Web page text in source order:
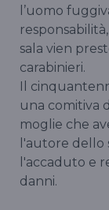
l’uomo
sala vien
carabinieri.
Il
una comitiva
moglie che
l'autore dello
l'accaduto e
danni.